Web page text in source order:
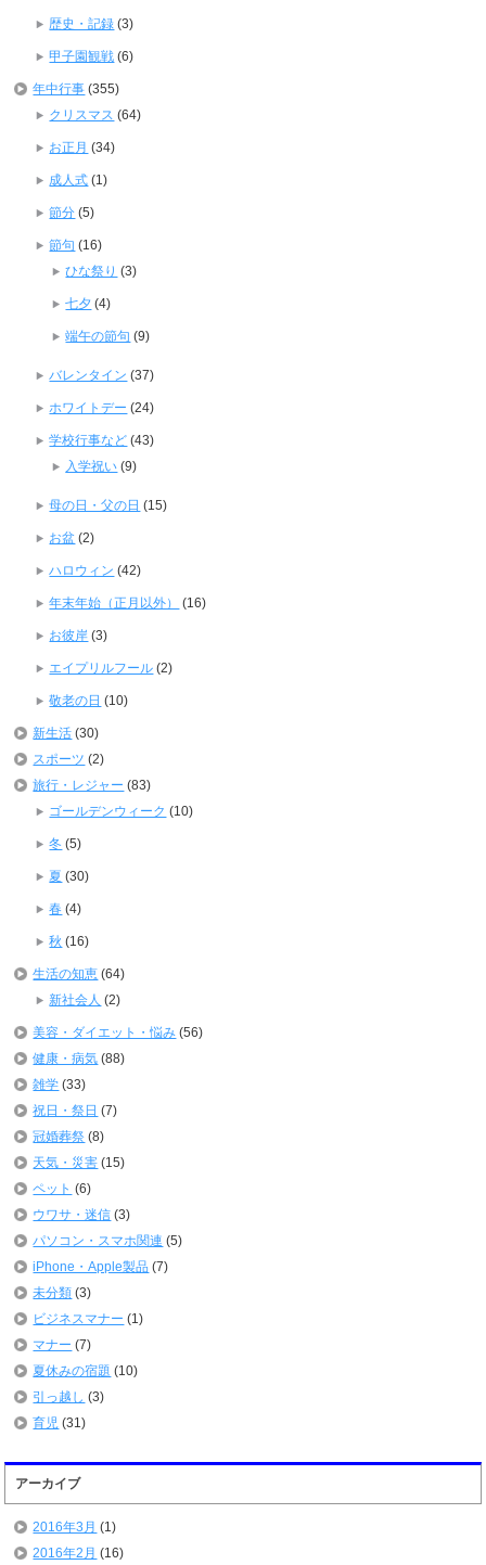
歴史・記録 (3)
甲子園観戦 (6)
年中行事 (355)
クリスマス (64)
お正月 (34)
成人式 (1)
節分 (5)
節句 (16)
ひな祭り (3)
七夕 (4)
端午の節句 (9)
バレンタイン (37)
ホワイトデー (24)
学校行事など (43)
入学祝い (9)
母の日・父の日 (15)
お盆 (2)
ハロウィン (42)
年末年始（正月以外） (16)
お彼岸 (3)
エイプリルフール (2)
敬老の日 (10)
新生活 (30)
スポーツ (2)
旅行・レジャー (83)
ゴールデンウィーク (10)
冬 (5)
夏 (30)
春 (4)
秋 (16)
生活の知恵 (64)
新社会人 (2)
美容・ダイエット・悩み (56)
健康・病気 (88)
雑学 (33)
祝日・祭日 (7)
冠婚葬祭 (8)
天気・災害 (15)
ペット (6)
ウワサ・迷信 (3)
パソコン・スマホ関連 (5)
iPhone・Apple製品 (7)
未分類 (3)
ビジネスマナー (1)
マナー (7)
夏休みの宿題 (10)
引っ越し (3)
育児 (31)
アーカイブ
2016年3月 (1)
2016年2月 (16)